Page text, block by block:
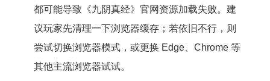
都可能导致《九阴真经》官网资源加载失败。建
议玩家先清理一下浏览器缓存；若依旧不行，则
尝试切换浏览器模式，或更换 Edge、Chrome 等
其他主流浏览器试试。